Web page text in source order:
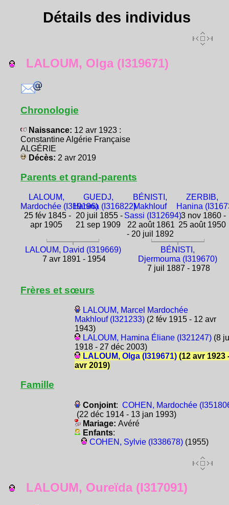
Détails des individus
LALOUM, Olga (I319671)
Chronologie
Naissance: 12 avr 1923 :
Constantine Algérie Française
ALGÉRIE
Décès: 2 avr 2019
Parents et grand-parents
LALOUM,
Mardochée (I319196)
25 fév 1845 -
apr 1905
GUEDJ,
Hanina (I316822)
20 juil 1855 -
21 sep 1909
BÉNISTI,
Makhlouf
Sassi (I312694)
22 août 1861
- 20 juil 1892
ZERBIB,
Hanina
3 nov 1860 -
25 août 1950
LALOUM, David (I319669)
7 avr 1891 - 1954
BÉNISTI,
Djermouma (I319670)
7 juil 1887 - 1978
Frères et sœurs
LALOUM, Marcel Mardochée
Makhlouf (I321233)(2 fév 1915 - 12 avr
1943)
LALOUM, Hamina Éliane (I321247)(8
1918 - 27 déc 2003)
LALOUM, Olga (I319671)(12 avr 1923
avr 2019)
Famille
Conjoint: COHEN, Mardochée
(22 déc 1914 - 13 jan 1993)
Mariage: Avéré
Enfants:
COHEN, Sylvie (I338678)(1955)
LALOUM, Oureïda (I317091)